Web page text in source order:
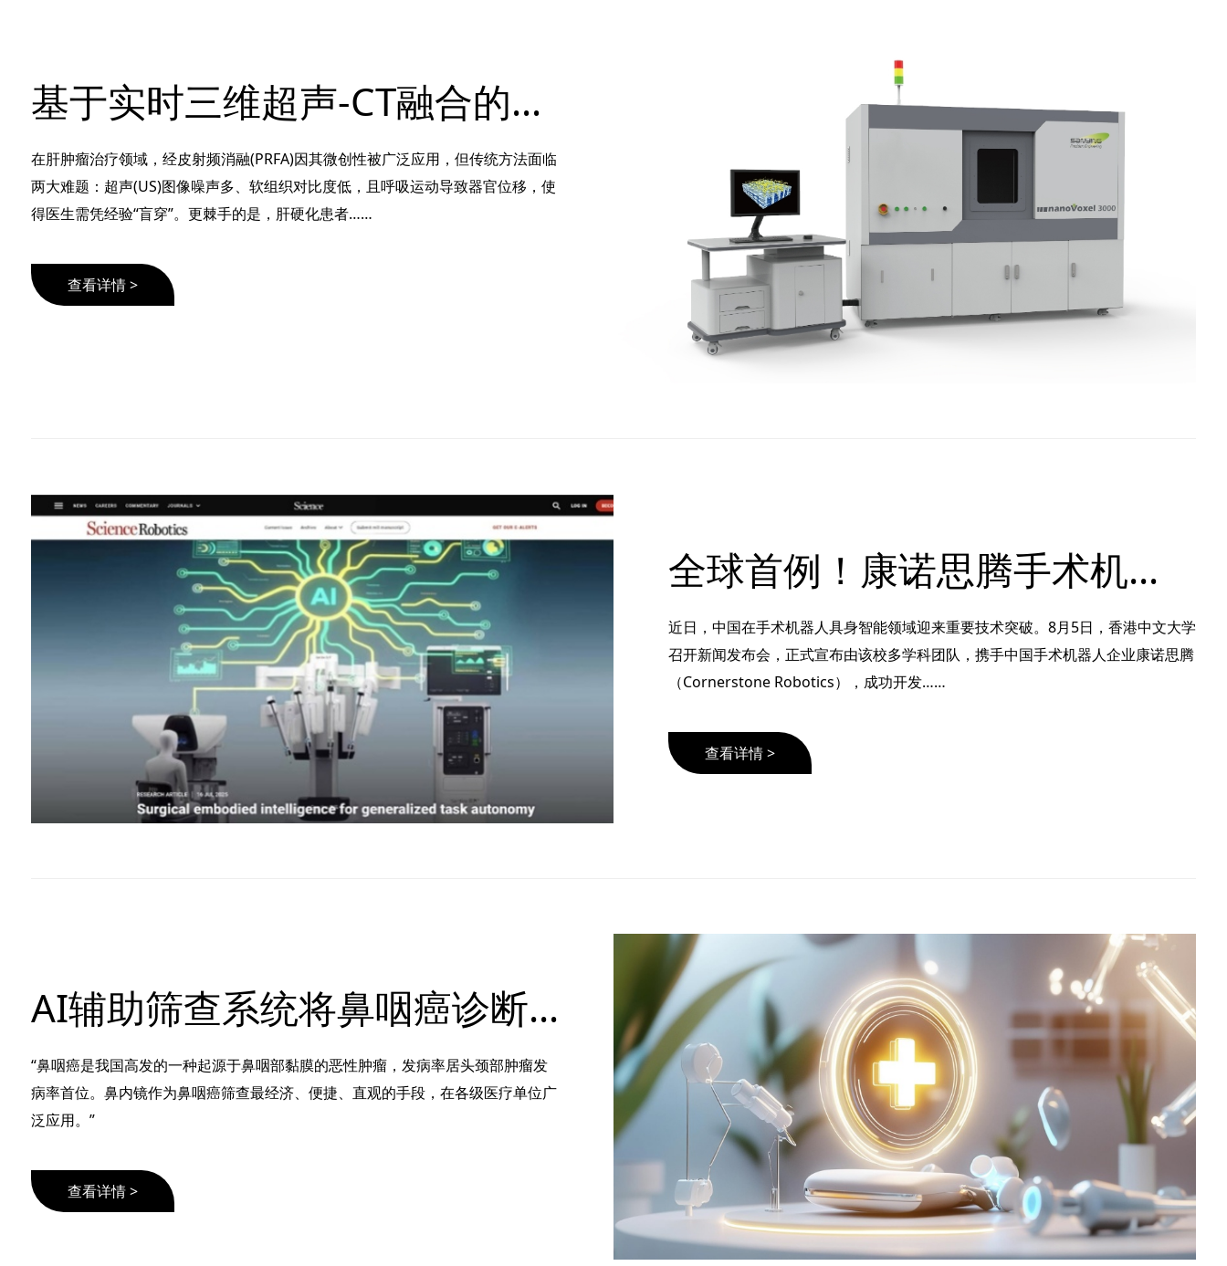
基于实时三维超声-CT融合的半自动穿刺机器人系统：临床评估与精准导航新突破
在肝肿瘤治疗领域，经皮射频消融(PRFA)因其微创性被广泛应用，但传统方法面临
两大难题：超声(US)图像噪声多、软组织对比度低，且呼吸运动导致器官位移，使
得医生需凭经验“盲穿”。更棘手的是，肝硬化患者……
查看详情 >
全球首例！康诺思腾手术机器人完成临床场景下自主手术验证，研究成果登上顶级期刊《Science Robotics》
近日，中国在手术机器人具身智能领域迎来重要技术突破。8月5日，香港中文大学
召开新闻发布会，正式宣布由该校多学科团队，携手中国手术机器人企业康诺思腾
（Cornerstone Robotics），成功开发……
查看详情 >
AI辅助筛查系统将鼻咽癌诊断准确率提升至90%以上
“鼻咽癌是我国高发的一种起源于鼻咽部黏膜的恶性肿瘤，发病率居头颈部肿瘤发
病率首位。鼻内镜作为鼻咽癌筛查最经济、便捷、直观的手段，在各级医疗单位广
泛应用。”
查看详情 >